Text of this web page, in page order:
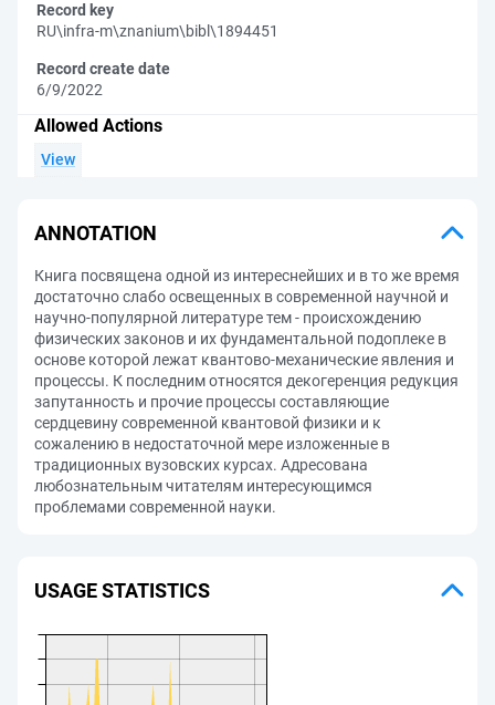
Record key
RU\infra-m\znanium\bibl\1894451
Record create date
6/9/2022
Allowed Actions
View
ANNOTATION
Книга посвящена одной из интереснейших и в то же время
достаточно слабо освещенных в современной научной и
научно-популярной литературе тем - происхождению
физических законов и их фундаментальной подоплеке в
основе которой лежат квантово-механические явления и
процессы. К последним относятся декогеренция редукция
запутанность и прочие процессы составляющие
сердцевину современной квантовой физики и к
сожалению в недостаточной мере изложенные в
традиционных вузовских курсах. Адресована
любознательным читателям интересующимся
проблемами современной науки.
USAGE STATISTICS